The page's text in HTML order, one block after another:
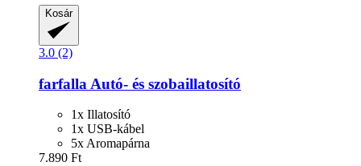
Kosár
3.0 (2)
farfalla Autó-​ és szobaillatosító
1x Illatosító
1x USB-kábel
5x Aromapárna
7.890 Ft